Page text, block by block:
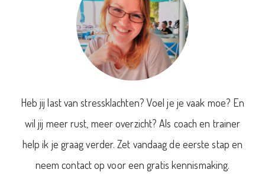
Heb jij last van stressklachten? Voel je je vaak moe? En
wil jij meer rust, meer overzicht? Als coach en trainer
help ik je graag verder. Zet vandaag de eerste stap en
neem contact op voor een gratis kennismaking.